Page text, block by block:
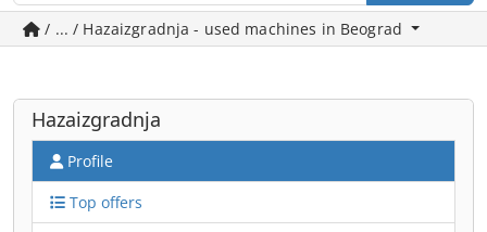
/ ... / Hazaizgradnja - used machines in Beograd
Hazaizgradnja
Profile
Top offers